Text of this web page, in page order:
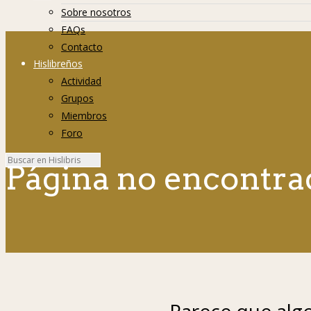
Sobre nosotros
FAQs
Contacto
Hislibreños
Actividad
Grupos
Miembros
Foro
Página no